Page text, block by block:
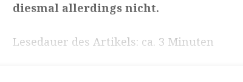
diesmal allerdings nicht.
Lesedauer des Artikels: ca. 3 Minuten